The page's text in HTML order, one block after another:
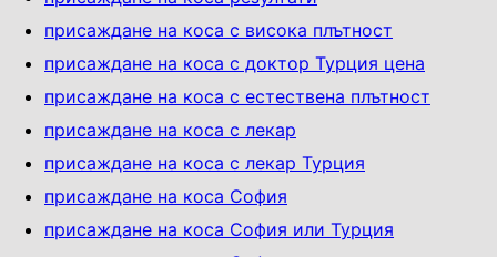
присаждане на коса с висока плътност
присаждане на коса с доктор Турция цена
присаждане на коса с естествена плътност
присаждане на коса с лекар
присаждане на коса с лекар Турция
присаждане на коса София
присаждане на коса София или Турция